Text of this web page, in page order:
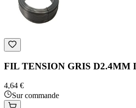
FIL TENSION GRIS D2.4MM
4,64 €
Sur commande